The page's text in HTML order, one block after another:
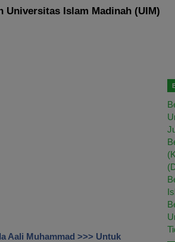
Universitas Islam Madinah (UIM)
Aali Muhammad >>> Untuk